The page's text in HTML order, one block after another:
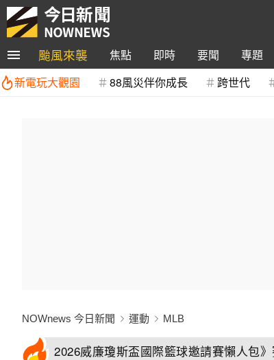
颱風來襲 焦點 即時 要聞 專題
新電玩大觀園
88風災伴你成長 跨世代
NOWnews 今日新聞 運動 MLB
2026威廉瓊斯盃國際籃球邀請賽懶人包